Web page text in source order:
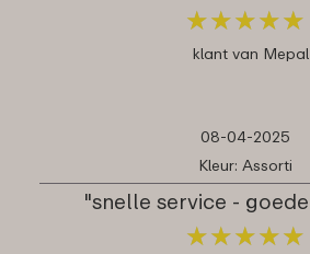
★★★★★
★★★★★
klant van Mepal
08-04-2025
Kleur: Assorti
"snelle service -
★★★★★
★★★★★